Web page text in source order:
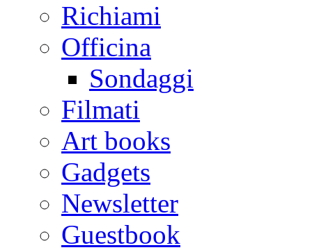
Richiami
Officina
Sondaggi
Filmati
Art books
Gadgets
Newsletter
Guestbook